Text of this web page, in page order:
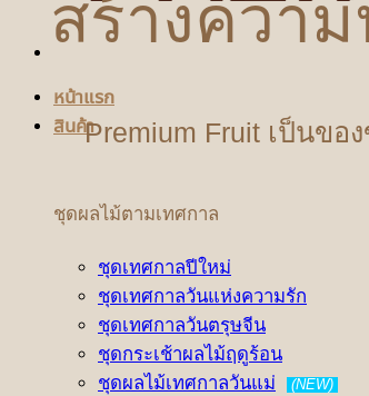
หน้าแรก
สินค้า
ชุดผลไม้ตามเทศกาล
ชุดเทศกาลปีใหม่
ชุดเทศกาลวันแห่งความรัก
ชุดเทศกาลวันตรุษจีน
ชุดกระเช้าผลไม้ฤดูร้อน
ชุดผลไม้เทศกาลวันแม่
(NEW)
สร้างควา
Premium Fruit เป็นข